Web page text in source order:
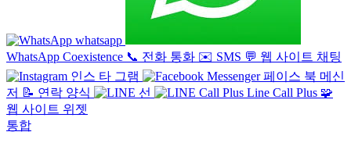
whatsapp
WhatsApp Coexistence 📞 전화 통화 ✉️ SMS 💬 웹 사이트 채팅
인스 타 그램
페이스 북 메신
저 📝 연락 양식 선 Line Call Plus 🧩
웹 사이트 위젯
통합